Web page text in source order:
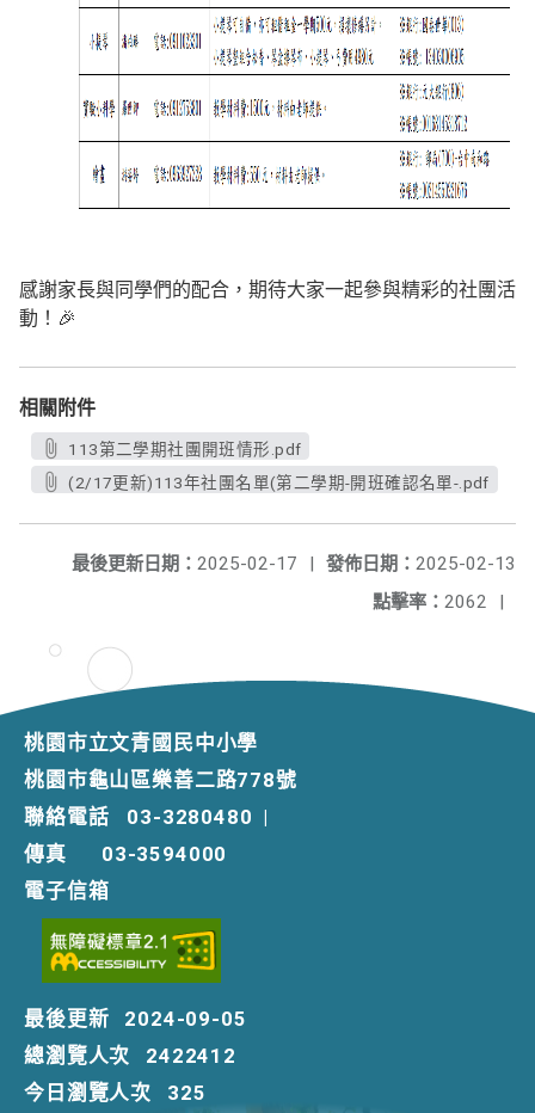
感謝家長與同學們的配合，期待大家一起參與精彩的社團活
動！🎉
相關附件
113第二學期社團開班情形.pdf
(2/17更新)113年社團名單(第二學期-開班確認名單-.pdf
發佈日期： 2025-02-13
最後更新日期： 2025-02-17
|
點擊率： 2062 |
桃園市立文青國民中小學
桃園市龜山區樂善二路778號
聯絡電話
03-3280480 |
傳真
03-3594000
電子信箱
最後更新
2024-09-05
總瀏覽人次
2422412
今日瀏覽人次
325